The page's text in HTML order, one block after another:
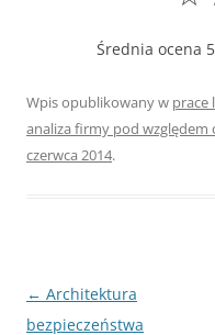
Średnia ocena 5
Wpis opublikowany w prace
analiza firmy pod
czerwca 2014.
Nawigacja
wpisu
← Architektura
bezpieczeństwa